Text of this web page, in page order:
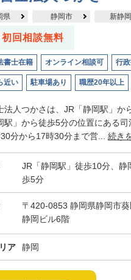
県 静岡市 新静
初回相談無料
書士在籍 オンライン相談可 行
近い 駐車場あり 職歴20年以上
法人つかさは、JR「静岡駅」か
駅」から徒歩5分の位置にある
分から17時30分まで営... 続き
JR「静岡駅」徒歩10分、静
歩5分
〒420-0853 静岡県静岡市
静岡ビル6階
ア 静岡